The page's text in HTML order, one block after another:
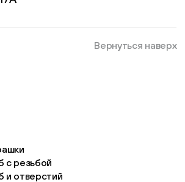
с резьбой
и отверстий
Вернуться наверх